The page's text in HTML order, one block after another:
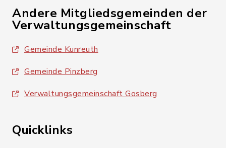
Andere Mitgliedsgemeinden der
Verwaltungsgemeinschaft
Gemeinde Kunreuth
Gemeinde Pinzberg
Verwaltungsgemeinschaft Gosberg
Quicklinks